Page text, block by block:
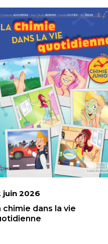
juin 2026
chimie dans la vie